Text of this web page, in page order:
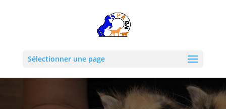
Sélectionner une page